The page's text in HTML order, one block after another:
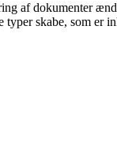
af dokumenter
skabe, som er